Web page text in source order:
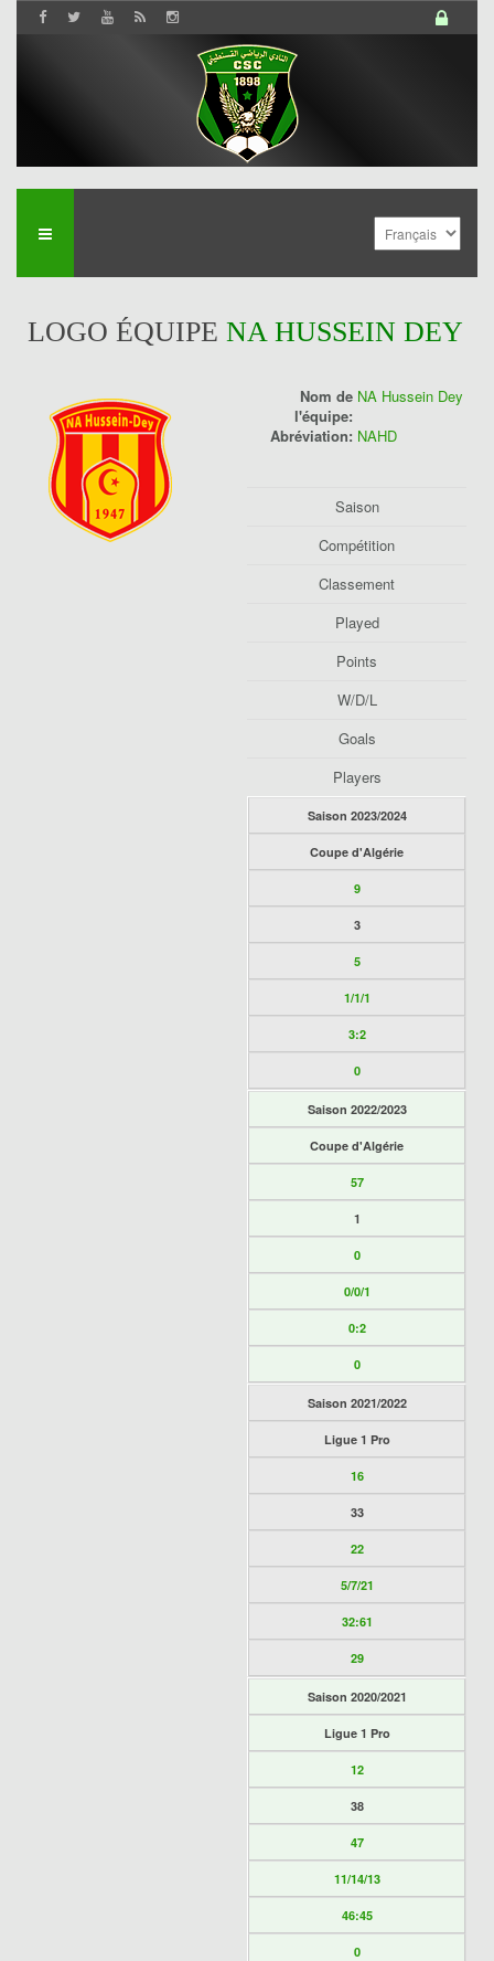
LOGO ÉQUIPE NA HUSSEIN DEY
Nom de
l'équipe:
NA Hussein Dey
Abréviation: NAHD
History
Saison
Compétition
Classement
Played
Points
W/D/L
Goals
Players
Saison 2023/2024
Coupe d'Algérie
9
3
5
1/1/1
3:2
0
Saison 2022/2023
Coupe d'Algérie
57
1
0
0/0/1
0:2
0
Saison 2021/2022
Ligue 1 Pro
16
33
22
5/7/21
32:61
29
Saison 2020/2021
Ligue 1 Pro
12
38
47
11/14/13
46:45
0